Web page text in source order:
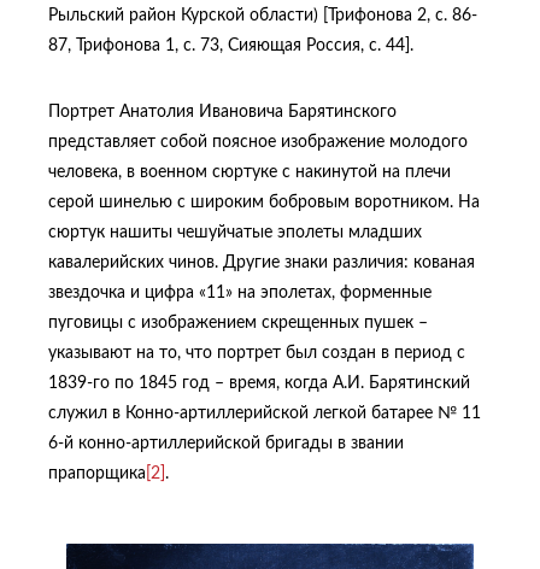
Рыльский район Курской области) [Трифонова 2, с. 86-
87, Трифонова 1, с. 73, Сияющая Россия, с. 44].
Портрет Анатолия Ивановича Барятинского
представляет собой поясное изображение молодого
человека, в военном сюртуке с накинутой на плечи
серой шинелью с широким бобровым воротником. На
сюртук нашиты чешуйчатые эполеты младших
кавалерийских чинов. Другие знаки различия: кованая
звездочка и цифра «11» на эполетах, форменные
пуговицы с изображением скрещенных пушек –
указывают на то, что портрет был создан в период с
1839-го по 1845 год – время, когда А.И. Барятинский
служил в Конно-артиллерийской легкой батарее № 11
6-й конно-артиллерийской бригады в звании
прапорщика [2] .